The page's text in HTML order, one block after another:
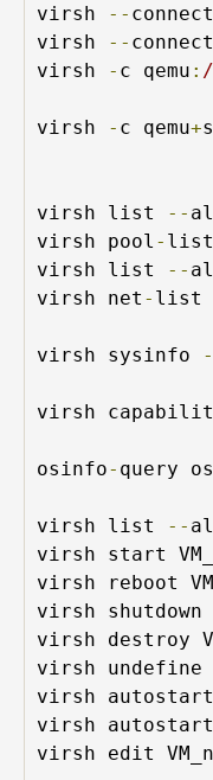
virsh --
virsh
--
virsh
- c qemu :
virsh - c qemu+
virsh list --
virsh pool -
virsh list
--
virsh net - list
virsh sysinfo -
virsh
osinfo- query
virsh list --
virsh start
virsh reboot
virsh shutdown
virsh destroy
virsh undefine
virsh autostart
virsh
virsh edit